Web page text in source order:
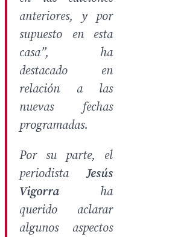
anteriores, y por
supuesto en esta
casa”, ha
destacado
en
relación a las
nuevas fechas
programadas.
Por su parte, el
periodistaJesús
Vigorra ha
querido aclarar
algunos aspectos